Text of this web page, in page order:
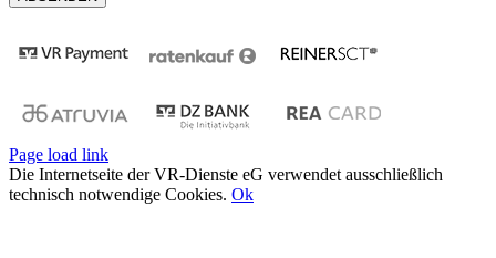
Page load link
Die Internetseite der VR-Dienste eG verwendet ausschließlich
technisch notwendige Cookies. Ok